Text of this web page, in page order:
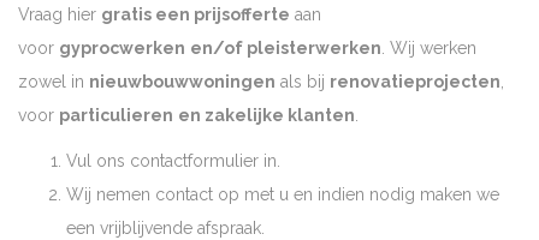
Vraag hier gratis een prijsofferte aan
voor gyprocwerken en/of pleisterwerken. Wij werken
zowel in nieuwbouwwoningen als bij renovatieprojecten,
voor particulieren en zakelijke klanten.
Vul ons contactformulier in.
Wij nemen contact op met u en indien nodig maken we
een vrijblijvende afspraak.